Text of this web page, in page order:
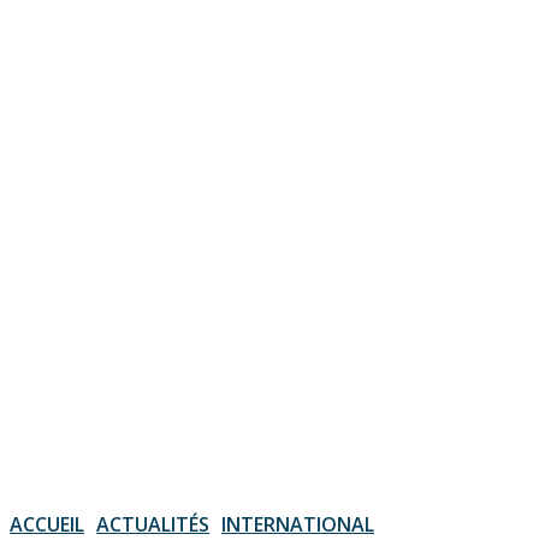
ACCUEIL ACTUALITÉS INTERNATIONAL